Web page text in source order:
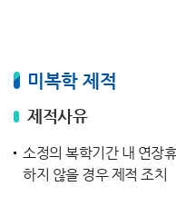
미복학 제적
제적사유
소정의 복학기간 내 연장
하지 않을 경우 제적 조치